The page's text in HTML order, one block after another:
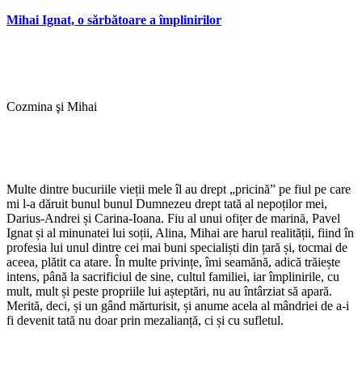
Mihai Ignat, o sărbătoare a împlinirilor
Cozmina şi Mihai
Multe dintre bucuriile vieții mele îl au drept „pricină” pe fiul pe care
mi l-a dăruit bunul bunul Dumnezeu drept tată al nepoților mei,
Darius-Andrei și Carina-Ioana. Fiu al unui ofițer de marină, Pavel
Ignat și al minunatei lui soții, Alina, Mihai are harul realității, fiind în
profesia lui unul dintre cei mai buni specialiști din țară și, tocmai de
aceea, plătit ca atare. În multe privințe, îmi seamănă, adică trăiește
intens, până la sacrificiul de sine, cultul familiei, iar împlinirile, cu
mult, mult și peste propriile lui așteptări, nu au întârziat să apară.
Merită, deci, și un gând mărturisit, și anume acela al mândriei de a-i
fi devenit tată nu doar prin mezalianță, ci și cu sufletul.